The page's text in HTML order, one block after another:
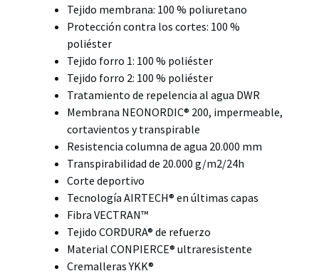
Tejido membrana: 100 % poliuretano
Protección contra los cortes: 100 %
poliéster
Tejido forro 1: 100 % poliéster
Tejido forro 2: 100 % poliéster
Tratamiento de repelencia al agua DWR
Membrana NEONORDIC® 200, impermeable,
cortavientos y transpirable
Resistencia columna de agua 20.000 mm
Transpirabilidad de 20.000 g/m2/24h
Corte deportivo
Tecnología AIRTECH® en últimas capas
Fibra VECTRAN™
Tejido CORDURA® de refuerzo
Material CONPIERCE® ultraresistente
Cremalleras YKK®